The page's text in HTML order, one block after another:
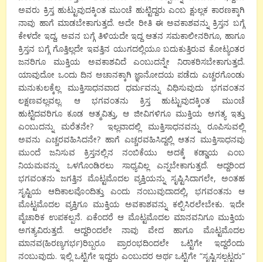
ಅವರು ಕ್ರಿಸ್ತ ಹುಟ್ಟುವುದಕ್ಕಿಂತ ಮುಂಚೆ ಹುಟ್ಟಿದ್ದರು ಎಂಬ ಕ್ಷುಲ್ಲಕ ಕಾರಣಕ್ಕಾಗಿ
ನಾವು ಹಾಗೆ ಮಾಡಬೇಕಾಗುತ್ತದೆ. ಅದೇ ರೀತಿ ಈ ಅವಕಾಶವನ್ನು ಕ್ರಿಸ್ತನ ಬಗ್ಗೆ
ಕೇಳದೇ ಇದ್ದ, ಅವನ ಬಗ್ಗೆ ತಿಳಿಯದೇ ಇದ್ದ ಆತನ ಸಮಕಾಲೀನರಿಗೂ, ಹಾಗೂ
ಕ್ರಿಸ್ತನ ಬಗ್ಗೆ ಗೊತ್ತಿಲ್ಲದೇ ಇವತ್ತಿನ ಯುಗದಲ್ಲಿಯೂ ಬದುಕುತ್ತಿರುವ ಕೋಟ್ಯಂತರ
ಜನರಿಗೂ ಮುಕ್ತಿಯ ಅವಕಾಶವಿದೆ ಎಂಬುದನ್ನೇ ನಿರಾಕರಿಸಬೇಕಾಗುತ್ತದೆ.
ಯಾವುದೋ ಒಂದು ದಿನ ಅಚಾನಕ್ಕಾಗಿ ಜ್ಞಾನೋದಯ ಪಡೆದು ಎಚ್ಚರಗೊಂಡು
ಮನುಕುಲಕ್ಕೆಲ್ಲ ಮುಕ್ತಿಸಾಧನವಾದ ಧರ್ಮವನ್ನು ವಿಧಿಸುವುದು ಭಗವಂತನ
ಲಕ್ಷಣವಲ್ಲವಲ್ಲ. ಆ ಭಗವಂತನು ಕ್ರಿಸ್ತ ಹುಟ್ಟುವುದಕ್ಕಿಂತ ಮುಂಚೆ
ಹುಟ್ಟಿದವರಿಗೂ ಕೂಡ ಆತ್ಮವಿತ್ತು, ಆ ಜೀವಿಗಳಿಗೂ ಮುಕ್ತಿಯ ಅಗತ್ಯ ಇತ್ತು
ಎಂಬುದನ್ನು ಮರೆತನೇ? ಇಲ್ಲವಾದಲ್ಲಿ ಮುಕ್ತಿಸಾಧನವನ್ನು ರೂಪಿಸುವಲ್ಲಿ
ಅವನು ಎಚ್ಚರವಹಿಸಿದನೇ? ಹಾಗೆ ಎಚ್ಚರವಹಿಸಿದ್ದಲ್ಲಿ ಆತನ ಮುಕ್ತಿಸಾಧನವು
ಮುಂದೆ ಜನಿಸುವ ಕ್ರಿಸ್ತನಲ್ಲಿನ ನಂಬಿಕೆಯು ಅದಕ್ಕೆ ಕಡ್ಡಾಯ ಎಂಬ
ನಿಯಮವನ್ನು ಒಳಗೊಂಡಿರಲು ಸಾಧ್ಯವಿಲ್ಲ ಎನ್ನಬೇಕಾಗುತ್ತದೆ. ಆದ್ದರಿಂದ
ಭಗವಂತನು ಜಗತ್ತಿನ ಮೊಟ್ಟಮೊದಲ ವ್ಯಕ್ತಿಯನ್ನು ಸೃಷ್ಟಿಸಿದಾಗಲೇ, ಅಂತಹ
ಸೃಷ್ಟಿಯ ಆದಿಕಾಲವೊಂದಿತ್ತು ಎಂದು ನಂಬುವುದಾದಲ್ಲಿ, ಭಗವಂತನು ಆ
ಮೊಟ್ಟಮೊದಲ ವ್ಯಕ್ತಿಗೂ ಮುಕ್ತಿಯ ಅವಕಾಶವನ್ನು ಕಲ್ಪಿಸಿರಲೇಬೇಕು. ಇದೇ
ವೈಚಾರಿಕ ಉಪಕಲ್ಪನೆ. ಏಕೆಂದರೆ ಆ ಮೊಟ್ಟಮೊದಲ ಮಾನವನಿಗೂ ಮುಕ್ತಿಯ
ಅಗತ್ಯವಿರುತ್ತದೆ. ಆದ್ದರಿಂದಲೇ ನಾವು ವೇದ ಹಾಗೂ ಮೊಟ್ಟಮೊದಲ
ಮಾನವ(ಹಿರಣ್ಯಗರ್ಭ)ರಿಬ್ಬರೂ ಪ್ರಾರಂಭದಿಂದಲೇ ಒಟ್ಟಿಗೇ ಇದ್ದರೆಂದು
ನಂಬುವುದು. ಇಲ್ಲಿ ಒಟ್ಟಿಗೇ ಇದ್ದರು ಎಂಬುದರ ಅರ್ಥ ಒಟ್ಟಿಗೇ “ಸೃಷ್ಟಿಸಲ್ಪಟ್ಟರು”